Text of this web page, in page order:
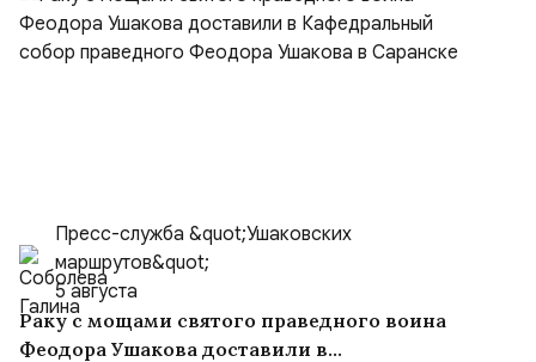
Пресс-служба &quot;Ушаковских
маршрутов&quot;
5 августа
Раку с мощами святого праведного воина
Феодора Ушакова доставили в